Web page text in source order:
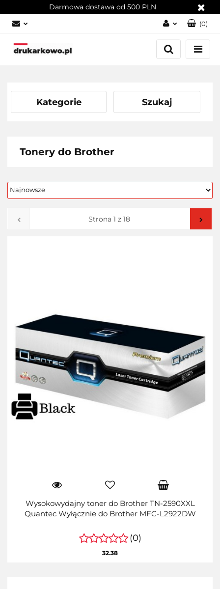
Darmowa dostawa od 500 PLN
Zaloguj się
Załóż konto
(0)
Kategorie Szukaj
Tonery do Brother
Wysokowydajny toner do Brother TN-2590XXL
Quantec Wyłącznie do Brother MFC-L2922DW
(0)
32.38